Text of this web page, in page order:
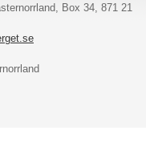
Box 34, 871 21